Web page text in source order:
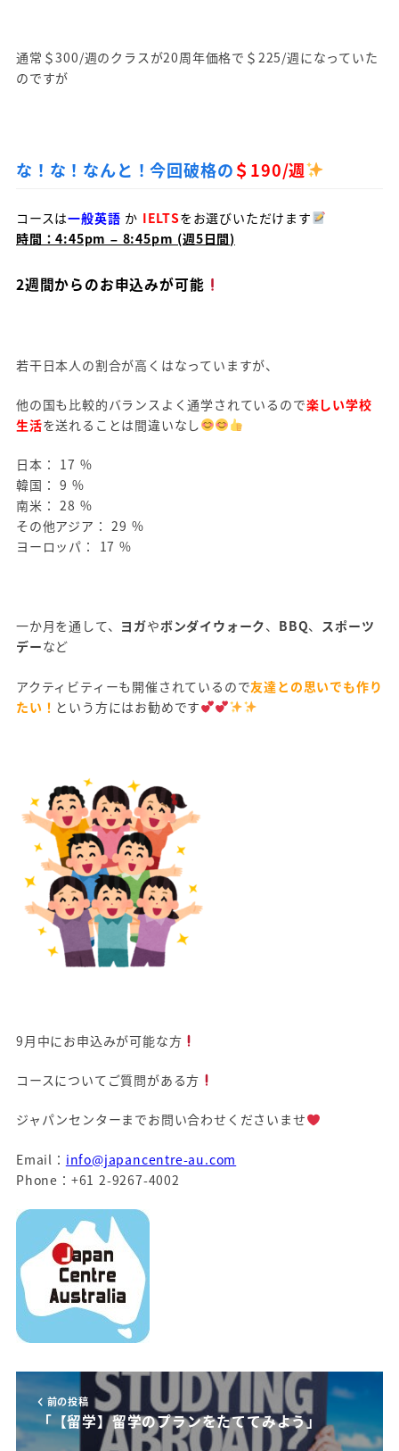
通常＄300/週のクラスが20周年価格で＄225/週になっていた
のですが
な！な！なんと！今回破格の＄190/週
コースは一般英語 か IELTSをお選びいただけます
時間：4:45pm – 8:45pm (週5日間)
2週間からのお申込みが可能
若干日本人の割合が高くはなっていますが、
他の国も比較的バランスよく通学されているので楽しい学校
生活を送れることは間違いなし
日本： 17 %
韓国： 9 %
南米： 28 %
その他アジア： 29 %
ヨーロッパ： 17 %
一か月を通して、 ヨガやボンダイウォーク、 BBQ、 スポーツ
デーなど
アクティビティーも開催されているので友達との思いでも作り
たい！ という方にはお勧めです
9月中にお申込みが可能な方
コースについてご質問がある方
ジャパンセンターまでお問い合わせくださいませ
Email： info@japancentre-au.com
Phone：+61 2-9267-4002
前の投稿
「【留学】留学のプランをたててみよう」